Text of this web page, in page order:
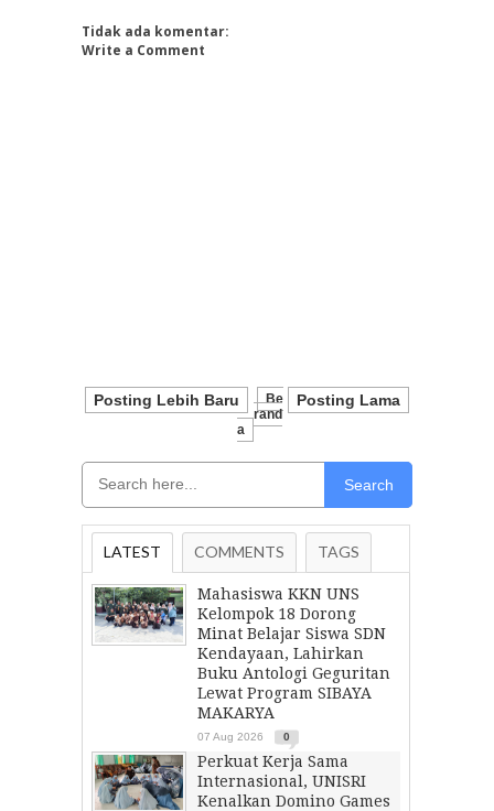
Tidak ada komentar:
Write a Comment
Posting Lebih Baru Posting Lama
Be
Rand
A
Search
LATEST COMMENTS TAGS
Mahasiswa KKN UNS
Kelompok 18 Dorong
Minat Belajar Siswa SDN
Kendayaan, Lahirkan
Buku Antologi Geguritan
Lewat Program SIBAYA
MAKARYA
07 Aug 2026 0
Perkuat Kerja Sama
Internasional, UNISRI
Kenalkan Domino Games